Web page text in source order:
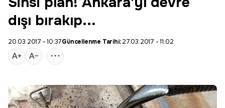
dışı bırakıp...
20.03.2017 - 10:37Güncellenme Tarihi:27.03.2017 - 11:02